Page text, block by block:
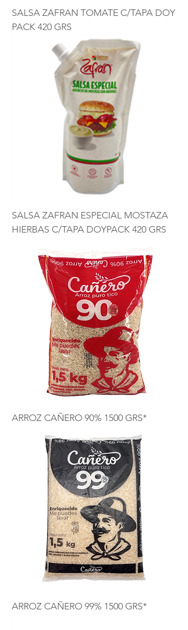
SALSA ZAFRAN TOMATE C/TAPA DOY
PACK 420 GRS
SALSA ZAFRAN ESPECIAL MOSTAZA
HIERBAS C/TAPA DOYPACK 420 GRS
ARROZ CAÑERO 90% 1500 GRS*
ARROZ CAÑERO 99% 1500 GRS*